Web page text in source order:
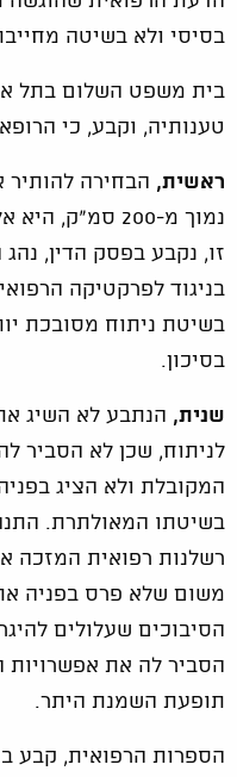
בסיסי ולא בשיטה
בית משפט השלום בתל
טענותיה, וקבע, כי
ראשית, הבחירה
נמוך מ-200
זו, נקבע בפסק הדין,
בניגוד לפרקטיקה
בשיטת ניתוח מסובכת
בסיכון.
שנית, הנתבע לא השיג
לניתוח, שכן לא הסביר
המקובלת ולא הציג
בשיטתו המאולתרת.
רשלנות רפואית המזכה
משום שלא פרס בפניה
הסיבוכים שעלולים
הסביר לה את אפשרויות
תופעת השמנת היתר.
הספרות הרפואית, קבע